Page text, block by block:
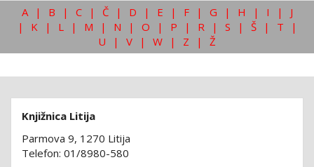
A | B | C | Č | D | E | F | G | H | I |
J
|
K | L | M | N | O | P | R | S | Š | T
|
U
| V | W | Z | Ž
Knjižnica Litija
Parmova 9, 1270 Litija
Telefon: 01/8980-580